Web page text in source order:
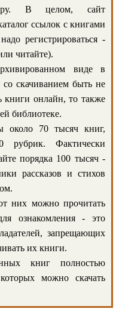
В целом, сайт
ссылок с книгами
регистрироваться -
читайте).
виде в
скачиванием быть не
книги онлайн, то также
библиотеке.
около 70 тысяч книг,
рубрик. Фактически
порядка 100 тысяч -
рассказов и стихов
них можно прочитать
ознакомления - это
запрещающих
их книги.
книг полностью
можно скачать